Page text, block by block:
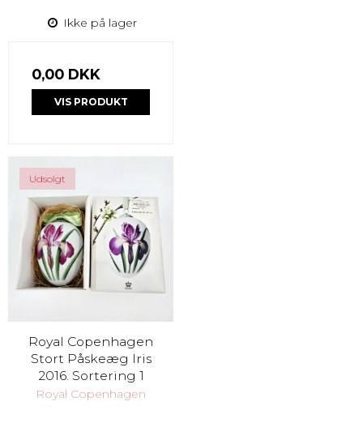
Ikke på lager
0,00 DKK
VIS PRODUKT
Udsolgt
Royal Copenhagen
Stort Påskeæg Iris
2016. Sortering 1
Royal Copenhagen